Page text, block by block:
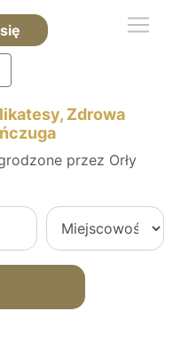
Zdrowa
przez Orły